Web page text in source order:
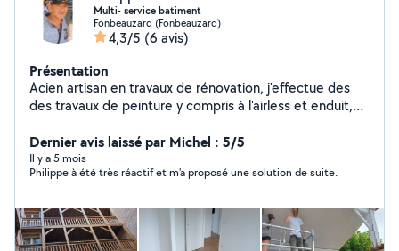
Multi- service batiment
Fonbeauzard (Fonbeauzard)
4,3/5 (6 avis)
Présentation
Acien artisan en travaux de rénovation, j'effectue des
des travaux de peinture y compris à l'airless et enduit,
parquet sans joint entre les pieces donc pas de barre
de seuil.
Dernier avis laissé par Michel : 5/5
Il y a 5 mois
Philippe à été très réactif et m'a proposé une solution de suite.